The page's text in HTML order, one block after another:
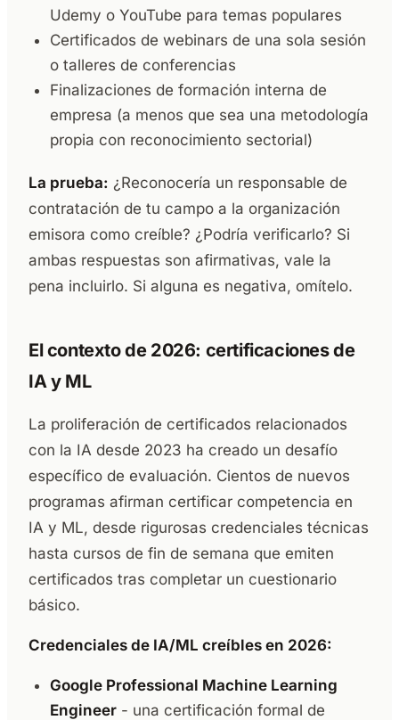
Udemy o YouTube para temas populares
Certificados de webinars de una sola sesión
o talleres de conferencias
Finalizaciones de formación interna de
empresa (a menos que sea una metodología
propia con reconocimiento sectorial)
La prueba: ¿Reconocería un responsable de
contratación de tu campo a la organización
emisora como creíble? ¿Podría verificarlo? Si
ambas respuestas son afirmativas, vale la
pena incluirlo. Si alguna es negativa, omítelo.
El contexto de 2026: certificaciones de
IA y ML
La proliferación de certificados relacionados
con la IA desde 2023 ha creado un desafío
específico de evaluación. Cientos de nuevos
programas afirman certificar competencia en
IA y ML, desde rigurosas credenciales técnicas
hasta cursos de fin de semana que emiten
certificados tras completar un cuestionario
básico.
Credenciales de IA/ML creíbles en 2026:
Google Professional Machine Learning
Engineer - una certificación formal de